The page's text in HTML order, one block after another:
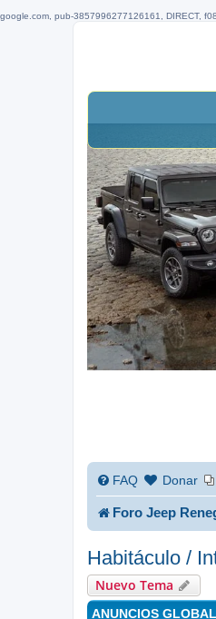
google.com, pub-3857996277126161, DIRECT,
FAQ Donar
Foro Jeep
Habitáculo /
Nuevo Tema
ANUNCIOS